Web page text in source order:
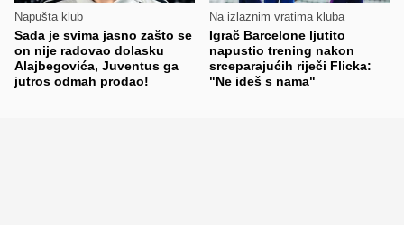
Napušta klub
Sada je svima jasno zašto se
on nije radovao dolasku
Alajbegovića, Juventus ga
jutros odmah prodao!
Na izlaznim vratima kluba
Igrač Barcelone ljutito
napustio trening nakon
srceparajućih riječi Flicka:
"Ne ideš s nama"